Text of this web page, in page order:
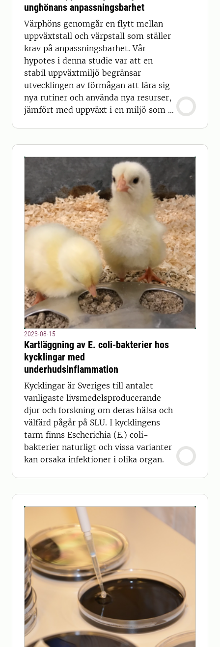
unghönans anpassningsbarhet
Värphöns genomgår en flytt mellan
uppväxtstall och värpstall som ställer
krav på anpassningsbarhet. Vår
hypotes i denna studie var att en
stabil uppväxtmiljö begränsar
utvecklingen av förmågan att lära sig
nya rutiner och använda nya resurser,
jämfört med uppväxt i en miljö som är
2023-08-15
Kartläggning av E. coli-bakterier hos
kycklingar med
underhudsinflammation
Kycklingar är Sveriges till antalet
vanligaste livsmedelsproducerande
djur och forskning om deras hälsa och
välfärd pågår på SLU. I kycklingens
tarm finns Escherichia (E.) coli-
bakterier naturligt och vissa varianter
kan orsaka infektioner i olika organ.